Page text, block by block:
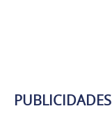
PUBLICIDADES